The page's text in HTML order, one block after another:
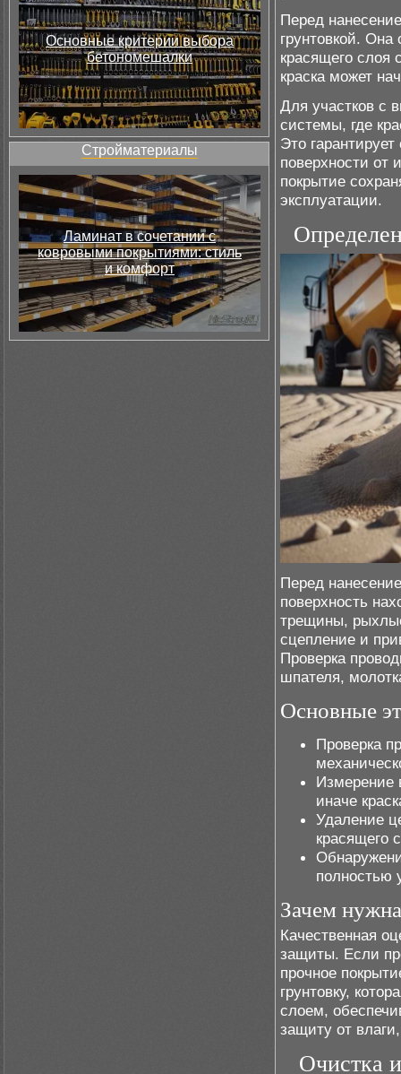
Основные критерии выбора
бетономешалки
Стройматериалы
Ламинат в сочетании с
ковровыми покрытиями: стиль
и комфорт
Перед
грунтовкой.
красящего слоя
краска может
Для участков с
системы, где
Это
поверхности от
покрытие
эксплуатации.
Перед
поверхность
трещины,
сцепление и
Проверка
шпателя,
Основные
Проверка
Измерение
иначе
Удаление
красящего
полностью
Зачем
Качественная
защиты. Если
прочное
грунтовку,
слоем,
защиту от
Очистка